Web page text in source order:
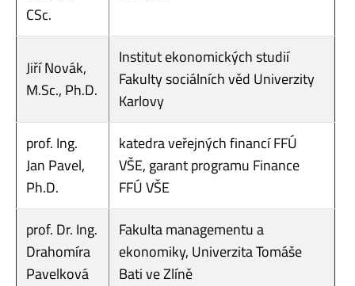
CSc.
Jiří Novák,
M.Sc., Ph.D.
Institut ekonomických studií
Fakulty sociálních věd Univerzity
Karlovy
prof. Ing.
Jan Pavel,
Ph.D.
katedra veřejných financí FFÚ
VŠE, garant programu Finance
FFÚ VŠE
prof. Dr. Ing.
Drahomíra
Pavelková
Fakulta managementu a
ekonomiky, Univerzita Tomáše
Bati ve Zlíně